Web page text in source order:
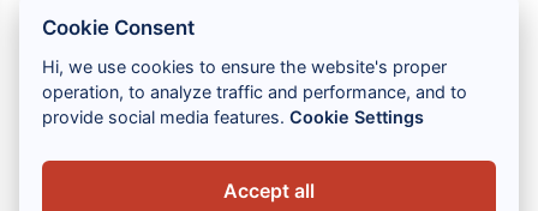
1 rue Louis GASSIN - 06300 NICE
Cookie Consent
Hi, we use cookies to ensure the website's proper
operation, to analyze traffic and performance, and to
provide social media features.Cookie Settings
Accept all